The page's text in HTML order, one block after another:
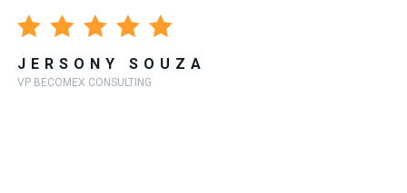
JERSONY SOUZA
VP BECOMEX CONSULTING